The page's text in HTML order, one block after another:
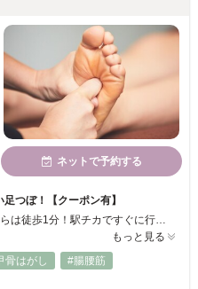
ネットで予約する
つぼ！【クーポン有】
戸越銀座駅徒歩3分、地下鉄戸越駅からは徒歩1分！駅チカですぐに行けるマッサージ店です☆都内で人気の高いフットマンの施術が戸越でも受けられます！！価格は安いのに、値段以上の効果アリ♪短時間のコースもご用意できるのでお気軽にお越しください！イタ気持ちいい力加減で、丁寧に心身を癒していきます*.°整体やハンドケアもお任せ◎
もっと見る
骨はがし
#腸腰筋